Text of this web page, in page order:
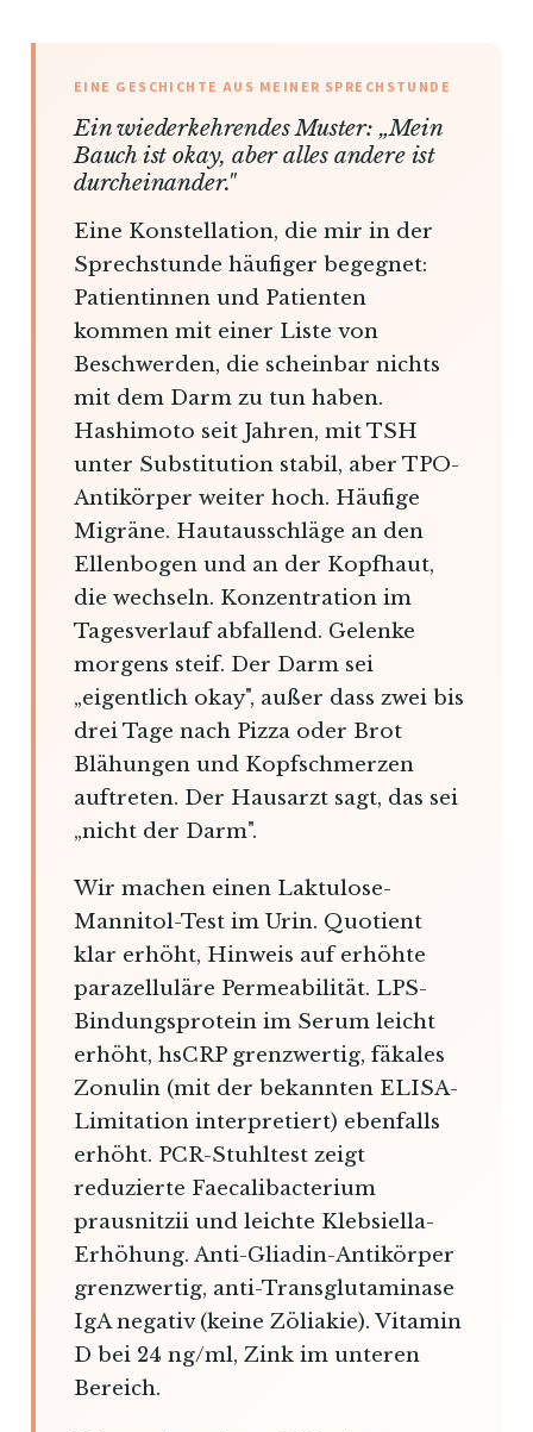
EINE GESCHICHTE AUS MEINER SPRECHSTUNDE
Ein wiederkehrendes Muster: „Mein
Bauch ist okay, aber alles andere ist
durcheinander."
Eine Konstellation, die mir in der
Sprechstunde häufiger begegnet:
Patientinnen und Patienten
kommen mit einer Liste von
Beschwerden, die scheinbar nichts
mit dem Darm zu tun haben.
Hashimoto seit Jahren, mit TSH
unter Substitution stabil, aber TPO-
Antikörper weiter hoch. Häufige
Migräne. Hautausschläge an den
Ellenbogen und an der Kopfhaut,
die wechseln. Konzentration im
Tagesverlauf abfallend. Gelenke
morgens steif. Der Darm sei
„eigentlich okay", außer dass zwei bis
drei Tage nach Pizza oder Brot
Blähungen und Kopfschmerzen
auftreten. Der Hausarzt sagt, das sei
„nicht der Darm".
Wir machen einen Laktulose-
Mannitol-Test im Urin. Quotient
klar erhöht, Hinweis auf erhöhte
parazelluläre Permeabilität. LPS-
Bindungsprotein im Serum leicht
erhöht, hsCRP grenzwertig, fäkales
Zonulin (mit der bekannten ELISA-
Limitation interpretiert) ebenfalls
erhöht. PCR-Stuhltest zeigt
reduzierte Faecalibacterium
prausnitzii und leichte Klebsiella-
Erhöhung. Anti-Gliadin-Antikörper
grenzwertig, anti-Transglutaminase
IgA negativ (keine Zöliakie). Vitamin
D bei 24 ng/ml, Zink im unteren
Bereich.